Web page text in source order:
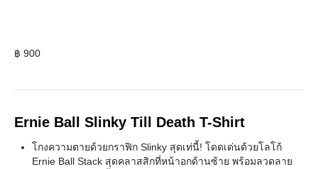
฿ 900
Ernie Ball Slinky Till Death T-Shirt
โกงความตายด้วยกราฟิก Slinky สุดเท่นี้! โดดเด่นด้วยโลโก้
Ernie Ball Stack สุดคลาสสิกที่หน้าอกด้านซ้าย พร้อมลวดลาย